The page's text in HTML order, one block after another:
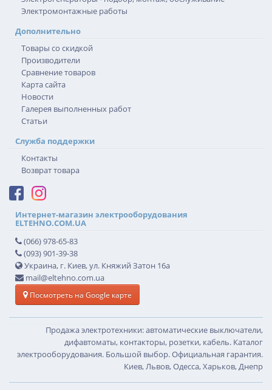
Электромонтажные работы
Дополнительно
Товары со скидкой
Производители
Сравнение товаров
Карта сайта
Новости
Галерея выполненных работ
Статьи
Служба поддержки
Контакты
Возврат товара
Интернет-магазин электрооборудования
ELTEHNO.COM.UA
(066) 978-65-83
(093) 901-39-38
Украина, г. Киев, ул. Княжий Затон 16а
mail@eltehno.com.ua
Посмотреть на Google карте
Продажа электротехники: автоматические выключатели,
дифавтоматы, контакторы, розетки, кабель. Каталог
электрооборудования. Большой выбор. Официальная гарантия.
Киев, Львов, Одесса, Харьков, Днепр